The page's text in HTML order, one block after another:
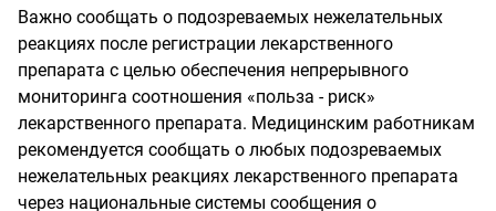
Важно сообщать о подозреваемых нежелательных
реакциях после регистрации лекарственного
препарата с целью обеспечения непрерывного
мониторинга соотношения «польза - риск»
лекарственного препарата. Медицинским работникам
рекомендуется сообщать о любых подозреваемых
нежелательных реакциях лекарственного препарата
через национальные системы сообщения о